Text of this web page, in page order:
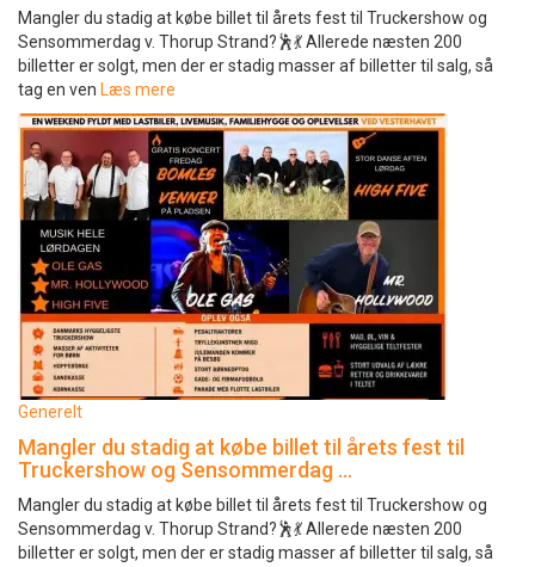
Mangler du stadig at købe billet til årets fest til Truckershow og
Sensommerdag v. Thorup Strand?🕺💃 Allerede næsten 200
billetter er solgt, men der er stadig masser af billetter til salg, så
tag en ven Læs mere
Generelt
Mangler du stadig at købe billet til årets fest til
Truckershow og Sensommerdag …
Mangler du stadig at købe billet til årets fest til Truckershow og
Sensommerdag v. Thorup Strand?🕺💃 Allerede næsten 200
billetter er solgt, men der er stadig masser af billetter til salg, så